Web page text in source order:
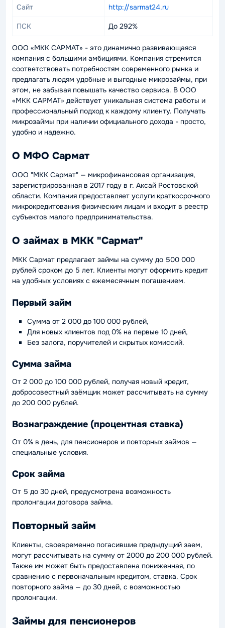
Сайт http://sarmat24.ru
ПСК До 292%
ООО «МКК САРМАТ» - это динамично развивающаяся
компания с большими амбициями. Компания стремится
соответствовать потребностям современного рынка и
предлагать людям удобные и выгодные микрозаймы, при
этом, не забывая повышать качество сервиса. В ООО
«МКК САРМАТ» действует уникальная система работы и
профессиональный подход к каждому клиенту. Получать
микрозаймы при наличии официального дохода - просто,
удобно и надежно.
О МФО Сармат
ООО "МКК Сармат" — микрофинансовая организация,
зарегистрированная в 2017 году в г. Аксай Ростовской
области. Компания предоставляет услуги краткосрочного
микрокредитования физическим лицам и входит в реестр
субъектов малого предпринимательства.
О займах в МКК "Сармат"
МКК Сармат предлагает займы на сумму до 500 000
рублей сроком до 5 лет. Клиенты могут оформить кредит
на удобных условиях с ежемесячным погашением.
Первый займ
Сумма от 2 000 до 100 000 рублей,
Для новых клиентов под 0% на первые 10 дней,
Без залога, поручителей и скрытых комиссий.
Сумма займа
От 2 000 до 100 000 рублей, получая новый кредит,
добросовестный заёмщик может рассчитывать на сумму
до 200 000 рублей.
Вознаграждение (процентная ставка)
От 0% в день, для пенсионеров и повторных займов —
специальные условия.
Срок займа
От 5 до 30 дней, предусмотрена возможность
пролонгации договора займа.
Повторный займ
Клиенты, своевременно погасившие предыдущий заем,
могут рассчитывать на сумму от 2000 до 200 000 рублей.
Также им может быть предоставлена пониженная, по
сравнению с первоначальным кредитом, ставка. Срок
повторного займа — до 30 дней, с возможностью
пролонгации.
Займы для пенсионеров